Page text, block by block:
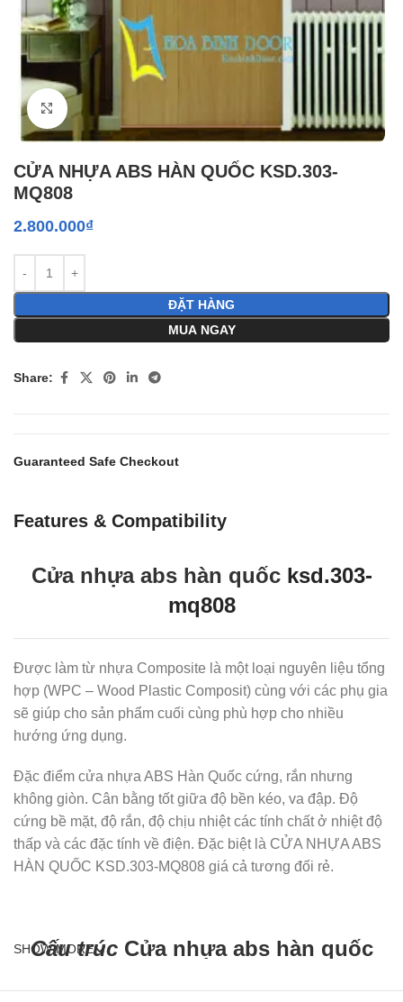
Click to enlarge
CỬA NHỰA ABS HÀN QUỐC KSD.303-
MQ808
2.800.000₫
ĐẶT HÀNG
MUA NGAY
Share:
Guaranteed Safe Checkout
Features & Compatibility
Cửa nhựa abs hàn quốcksd.303-
mq808
Được làm từ nhựa Composite là một loại nguyên liệu tổng
hợp (WPC – Wood Plastic Composit) cùng với các phụ gia
sẽ giúp cho sản phẩm cuối cùng phù hợp cho nhiều
hướng ứng dụng.
Đặc điểm cửa nhựa ABS Hàn Quốc cứng, rắn nhưng
không giòn. Cân bằng tốt giữa độ bền kéo, va đập. Độ
cứng bề mặt, độ rắn, độ chịu nhiệt các tính chất ở nhiệt độ
thấp và các đặc tính về điện. Đặc biệt là CỬA NHỰA ABS
HÀN QUỐC KSD.303-MQ808 giá cả tương đối rẻ.
Cấu trúc Cửa nhựa abs hàn quốc
SHOW MORE